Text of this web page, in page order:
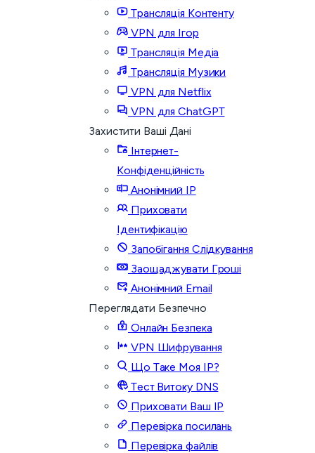
Трансляція Контенту
VPN для Ігор
Трансляція Медіа
Трансляція Музики
VPN для Netflix
VPN для ChatGPT
Захистити Ваші Дані
Інтернет-
Конфіденційність
Анонімний IP
Приховати
Ідентифікацію
Запобігання Слідкування
Заощаджувати Гроші
Анонімний Email
Переглядати Безпечно
Онлайн Безпека
VPN Шифрування
Що Таке Моя IP?
Тест Витоку DNS
Приховати Ваш IP
Перевірка посилань
Перевірка файлів